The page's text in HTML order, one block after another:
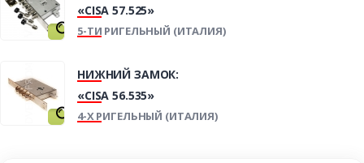
«CISA 57.525»
5-ТИ РИГЕЛЬНЫЙ (ИТАЛИЯ)
НИЖНИЙ ЗАМОК:
«CISA 56.535»
4-Х РИГЕЛЬНЫЙ (ИТАЛИЯ)